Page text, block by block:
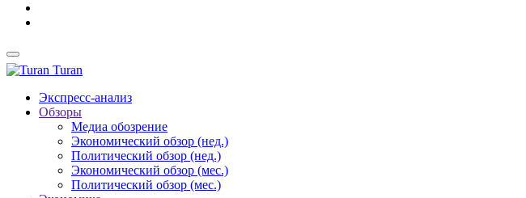
Turan
Экспресс-анализ
Обзоры
Медиа обозрение
Экономический обзор (нед.)
Политический обзор (нед.)
Экономический обзор (мес.)
Политический обзор (мес.)